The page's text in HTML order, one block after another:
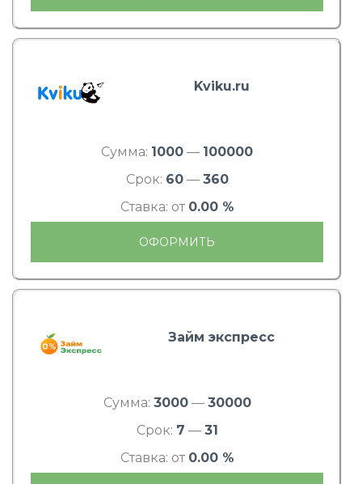
Kviku.ru
Сумма: 1000 — 100000
Срок: 60— 360
Ставка: от 0.00 %
ОФОРМИТЬ
Займ экспресс
Сумма: 3000— 30000
Срок: 7 — 31
Ставка: от 0.00 %